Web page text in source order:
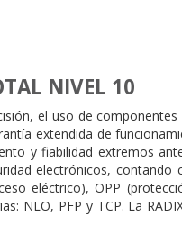
NIVEL 10
el uso de
extendida de
y fiabilidad extremos
electrónicos, contando
eléctrico), OPP
NLO, PFP y TCP. La